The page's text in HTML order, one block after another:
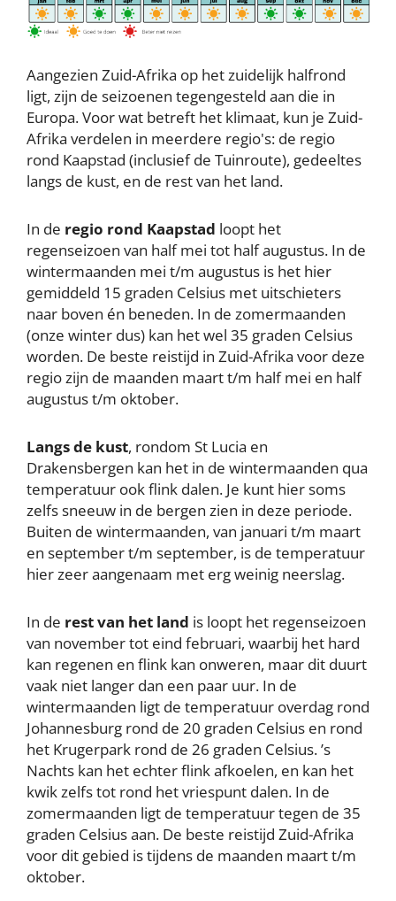
Aangezien Zuid-Afrika op het zuidelijk halfrond
ligt, zijn de seizoenen tegengesteld aan die in
Europa. Voor wat betreft het klimaat, kun je Zuid-
Afrika verdelen in meerdere regio's: de regio
rond Kaapstad (inclusief de Tuinroute), gedeeltes
langs de kust, en de rest van het land.
In de regio rond Kaapstad loopt het
regenseizoen van half mei tot half augustus. In de
wintermaanden mei t/m augustus is het hier
gemiddeld 15 graden Celsius met uitschieters
naar boven én beneden. In de zomermaanden
(onze winter dus) kan het wel 35 graden Celsius
worden. De beste reistijd in Zuid-Afrika voor deze
regio zijn de maanden maart t/m half mei en half
augustus t/m oktober.
Langs de kust, rondom St Lucia en
Drakensbergen kan het in de wintermaanden qua
temperatuur ook flink dalen. Je kunt hier soms
zelfs sneeuw in de bergen zien in deze periode.
Buiten de wintermaanden, van januari t/m maart
en september t/m september, is de temperatuur
hier zeer aangenaam met erg weinig neerslag.
In de rest van het land is loopt het regenseizoen
van november tot eind februari, waarbij het hard
kan regenen en flink kan onweren, maar dit duurt
vaak niet langer dan een paar uur. In de
wintermaanden ligt de temperatuur overdag rond
Johannesburg rond de 20 graden Celsius en rond
het Krugerpark rond de 26 graden Celsius. ’s
Nachts kan het echter flink afkoelen, en kan het
kwik zelfs tot rond het vriespunt dalen. In de
zomermaanden ligt de temperatuur tegen de 35
graden Celsius aan. De beste reistijd Zuid-Afrika
voor dit gebied is tijdens de maanden maart t/m
oktober.